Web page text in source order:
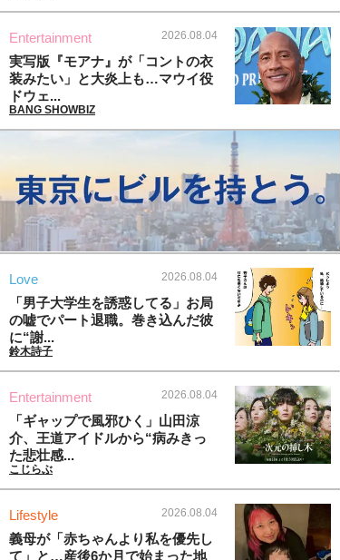
Entertainment 2026.08.04
実写版『モアナ』が「コントの衣
装みたい」と大炎上も…マウイ役
ドウェ...
BANG SHOWBIZ
Love 2026.08.04
「男子大学生を誘惑してる」お局
の嘘でパート退職。巻き込んだ彼
に“謝...
鈴木詩子
Entertainment 2026.08.04
「ギャップで風邪ひく」山田涼
介、王道アイドルから“病みきっ
た悲壮感...
こじらぶ
Lifestyle 2026.08.04
義母が「赤ちゃんより私を優先し
て」と…産後6か月で始まった地